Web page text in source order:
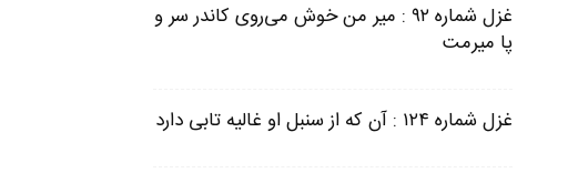
غزل شماره ۹۲ : میر من خوش می‌روی کاندر سر و
پا میرمت
غزل شماره ۱۲۴ : آن که از سنبل او غالیه تابی دارد